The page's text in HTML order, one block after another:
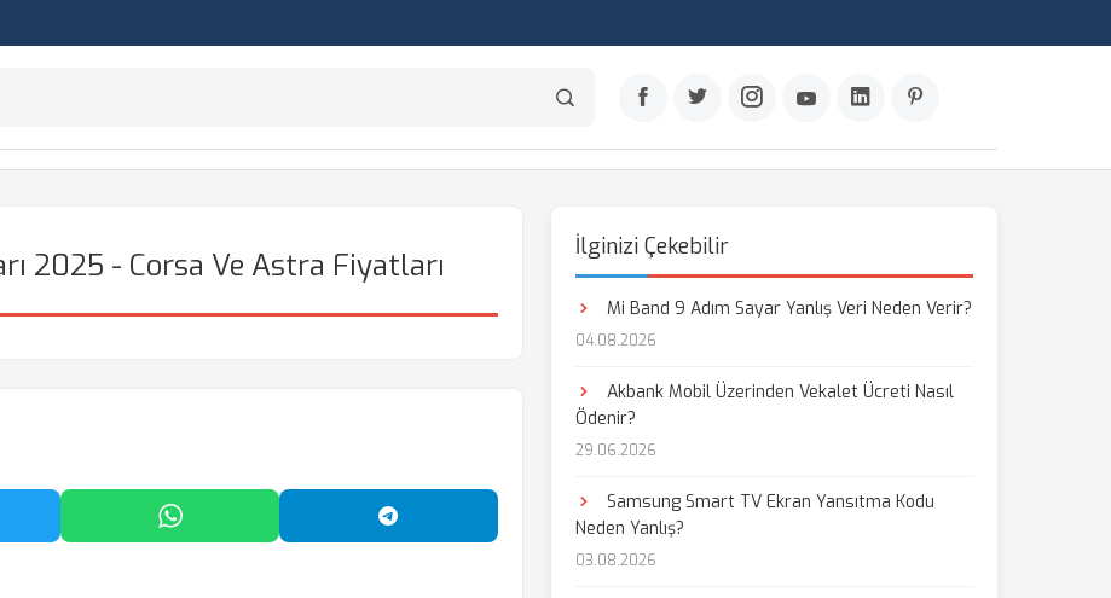
2025 - Corsa Ve Astra Fiyatları
Paylaş WhatsApp'ta Paylaş Telegram'da Paylaş
İlginizi Çekebilir
Mi Band 9 Adım Sayar Yanlış Veri Neden Verir?
04.08.2026
Akbank Mobil Üzerinden Vekalet Ücreti Nasıl
Ödenir?
29.06.2026
Samsung Smart TV Ekran Yansıtma Kodu
Neden Yanlış?
03.08.2026